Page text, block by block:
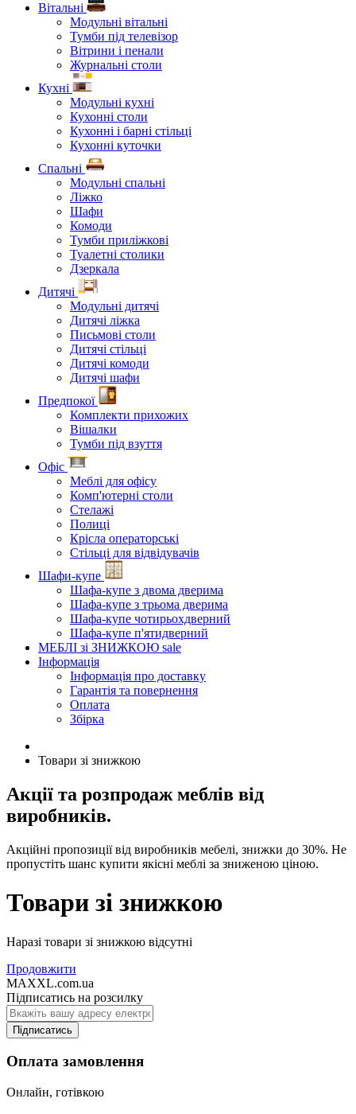
Вітальні
Модульні вітальні
Тумби під телевізор
Вітрини і пенали
Журнальні столи
Кухні
Модульні кухні
Кухонні столи
Кухонні і барні стільці
Кухонні куточки
Спальні
Модульні спальні
Ліжко
Шафи
Комоди
Тумби приліжкові
Туалетні столики
Дзеркала
Дитячі
Модульні дитячі
Дитячі ліжка
Письмові столи
Дитячі стільці
Дитячі комоди
Дитячі шафи
Предпокої
Комплекти прихожих
Вішалки
Тумби під взуття
Офіс
Меблі для офісу
Комп'ютерні столи
Стелажі
Полиці
Крісла операторські
Стільці для відвідувачів
Шафи-купе
Шафа-купе з двома дверима
Шафа-купе з трьома дверима
Шафа-купе чотирьохдверний
Шафа-купе п'ятидверний
МЕБЛІ зі ЗНИЖКОЮ sale
Інформація
Інформація про доставку
Гарантія та повернення
Оплата
Збірка
Товари зі знижкою
Акції та розпродаж меблів від
виробників.
Акційні пропозиції від виробників мебелі, знижки до 30%. Не
пропустіть шанс купити якісні меблі за зниженою ціною.
Товари зі знижкою
Наразі товари зі знижкою відсутні
Продовжити
MAXXL.com.ua
Підписатись на розсилку
Підписатись
Оплата замовлення
Онлайн, готівкою